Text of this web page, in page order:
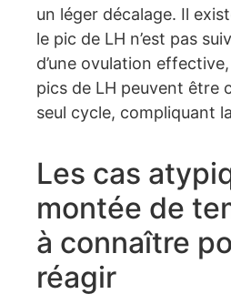
un léger décalage. Il
le pic de LH n’est pas
d’une ovulation
pics de LH peuvent être
seul cycle, compliquant
Les cas
montée de
à connaître
réagir